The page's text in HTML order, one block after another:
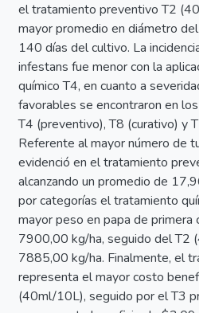
el tratamiento preventivo T2
mayor promedio en diámetro del
140 días del cultivo. La incidencia
infestans fue menor con la
químico T4, en cuanto a
favorables se encontraron en los
T4 (preventivo), T8 (curativo) y
Referente al mayor número de
evidenció en el tratamiento
alcanzando un promedio de
por categorías el tratamiento
mayor peso en papa de primera
7900,00 kg/ha, seguido del T2
7885,00 kg/ha. Finalmente, el
representa el mayor costo
(40ml/10L), seguido por el T3